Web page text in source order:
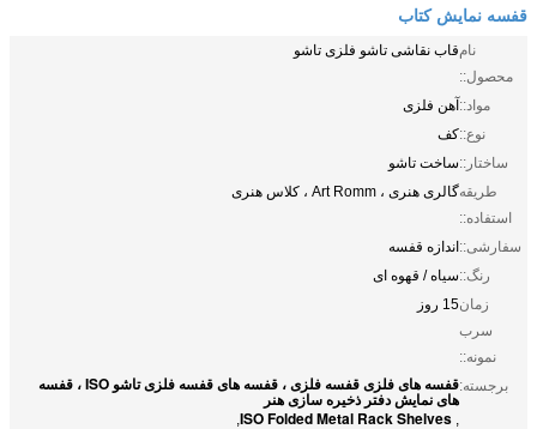
قفسه نمایش کتاب
نام
محصول::
قاب نقاشی تاشو فلزی تاشو
مواد::آهن فلزی
نوع::کف
ساختار::ساخت تاشو
طریقه
استفاده::
گالری هنری ، Art Romm ، کلاس هنری
سفارشی::اندازه قفسه
رنگ::سیاه / قهوه ای
زمان
سرب
نمونه::
15 روز
برجسته: قفسه های فلزی قفسه فلزی ، قفسه های قفسه فلزی تاشو ISO ، قفسه
های نمایش دفتر ذخیره سازی هنر
,
ISO Folded Metal Rack Shelves
,